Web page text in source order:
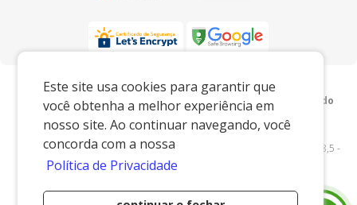
Este site usa cookies para garantir que
você obtenha a melhor experiência em
nosso site. Ao continuar navegando, você
concorda com a nossa
Política de Privacidade
Preços e condições exclusivos para o
www.xingoembalagens.com.br e para o televendas, podendo
sofrer alterações sem prévia notiﬁcação.
Xingó Embalagens|62.438.429/0001-12|
www.xingoembalagens.com.br| Rodovia Prefeito Aziz Lian, Km 28,5 -
s/n - Borda da Mata - Jaguariúna/SP - 13916-875 - E-mail: